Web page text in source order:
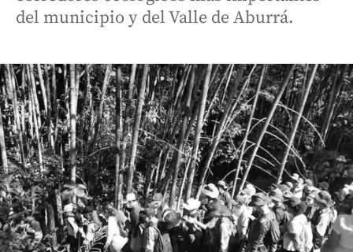
del municipio y del Valle de Aburrá.